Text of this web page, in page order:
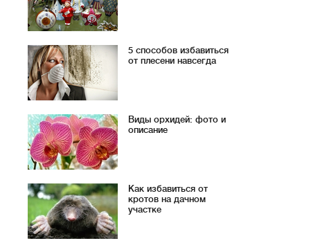
5 способов избавиться
от плесени навсегда
Виды орхидей: фото и
описание
Как избавиться от
кротов на дачном
участке